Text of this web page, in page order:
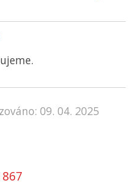
09. 04. 2025